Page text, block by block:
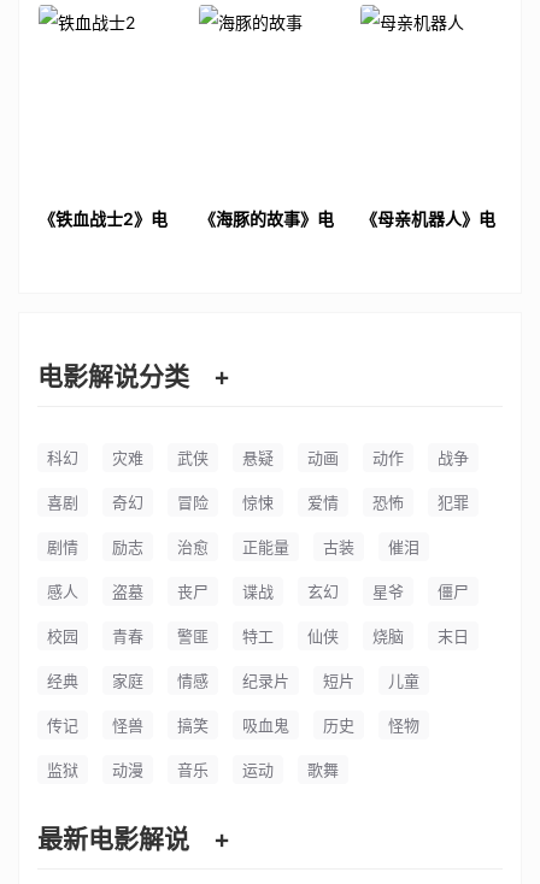
案
《铁血战士2》电
《海豚的故事》电
《母亲机器人》电
电影解说分类 +
科幻 灾难 武侠 悬疑 动画 动作 战争
喜剧 奇幻 冒险 惊悚 爱情 恐怖 犯罪
剧情 励志 治愈 正能量 古装 催泪
感人 盗墓 丧尸 谍战 玄幻 星爷 僵尸
校园 青春 警匪 特工 仙侠 烧脑 末日
经典 家庭 情感 纪录片 短片 儿童
传记 怪兽 搞笑 吸血鬼 历史 怪物
监狱 动漫 音乐 运动 歌舞
最新电影解说 +